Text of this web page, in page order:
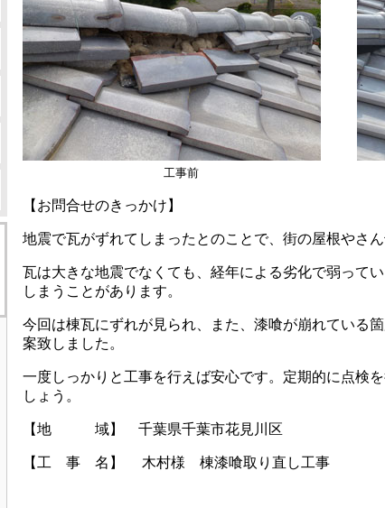
工事前
【お問合せのきっかけ】
地震で瓦がずれてしまったとのことで、街の屋根やさ
瓦は大きな地震でなくても、経年による劣化で弱って
しまうことがあります。
今回は棟瓦にずれが見られ、また、漆喰が崩れている
案致しました。
一度しっかりと工事を行えば安心です。定期的に点検
しょう。
【地 域】 千葉県千葉市花見川区
【工 事 名】 木村様 棟漆喰取り直し工事